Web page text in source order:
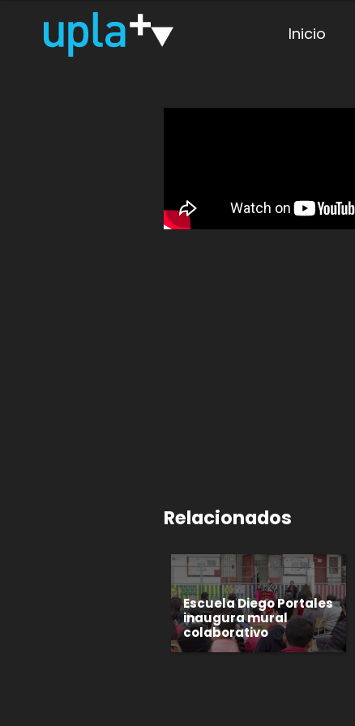
Inicio
Relacionados
Escuela Diego Portales
inaugura mural
colaborativo